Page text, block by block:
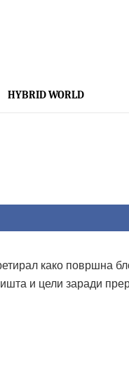
HYBRID WORLD
како површна
и цели заради